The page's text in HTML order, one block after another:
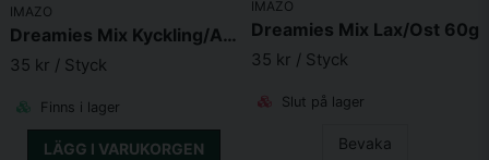
Skicka fråga
IMAZO
Dreamies Mix Kyckling/Anka 60g
35 kr / Styck
Finns i lager
LÄGG I VARUKORGEN
IMAZO
Dreamies Mix Lax/Ost 60g
35 kr / Styck
Slut på lager
Bevaka